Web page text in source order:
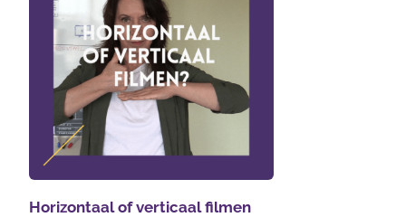
Horizontaal of verticaal filmen